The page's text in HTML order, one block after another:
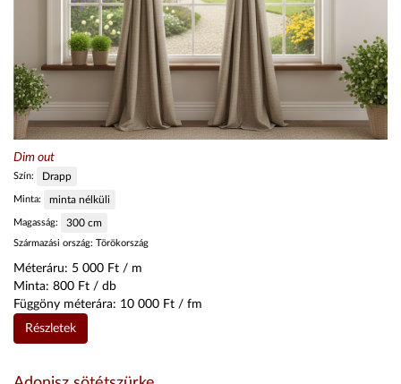
Dim out
Szín: Drapp
Minta: minta nélküli
Magasság: 300 cm
Származási ország: Törökország
Méteráru: 5 000 Ft / m
Minta: 800 Ft / db
Függöny méterára: 10 000 Ft / fm
Részletek